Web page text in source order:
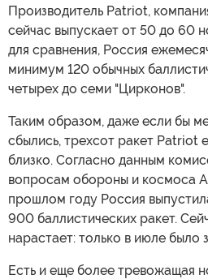
Производитель Patriot,
сейчас выпускает от 50 до 60
для сравнения, Россия
минимум 120 обычных
четырех до семи "Цирконов".
Таким образом, даже если бы
сбылись, трехсот ракет Patriot
близко. Согласно данным
вопросам обороны и космоса
прошлом году Россия
900 баллистических ракет.
нарастает: только в июле было
Есть и еще более тревожащая